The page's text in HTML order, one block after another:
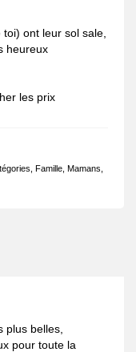
ont leur sol sale,
heureux
les prix
Famille Mamans
plus belles,
pour toute la